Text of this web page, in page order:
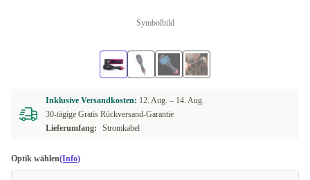
Symbolbild
Inklusive Versandkosten: 12. Aug. – 14. Aug.
30-tägige Gratis Rückversand-Garantie
Lieferumfang:
Stromkabel
Optik wählen(Info)